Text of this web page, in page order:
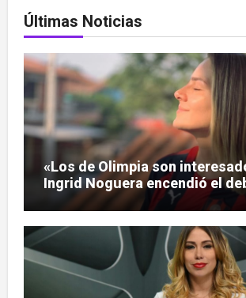
Últimas Noticias
«Los de Olimpia son
Ingrid Noguera encendió el
sobre las hinchadas